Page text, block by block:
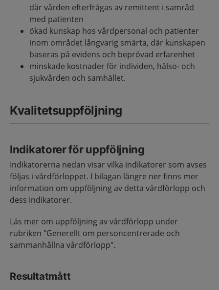
där vården efterfrågas av remittent i samråd
med patienten
ökad kunskap hos vårdpersonal och patienter
inom området långvarig smärta, där kunskapen
baseras på evidens och beprövad erfarenhet
minskade kostnader för individen, hälso- och
sjukvården och samhället.
Kvalitetsuppföljning
Indikatorer för uppföljning
Indikatorerna nedan visar vilka indikatorer som avses
följas i vårdförloppet. I bilagan längre ner finns mer
information om uppföljning av detta vårdförlopp och
dess indikatorer.
Läs mer om uppföljning av vårdförlopp under
rubriken "Generellt om personcentrerade och
sammanhållna vårdförlopp".
Resultatmått